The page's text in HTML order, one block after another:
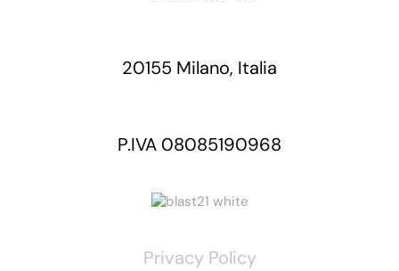
20155 Milano, Italia
P.IVA 08085190968
Privacy Policy